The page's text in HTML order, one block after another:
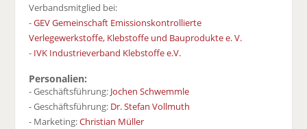
Verbandsmitglied bei:
-GEV Gemeinschaft Emissionskontrollierte
Verlegewerkstoffe, Klebstoffe und Bauprodukte e. V.
- IVK Industrieverband Klebstoffe e.V.
Personalien:
- Geschäftsführung: Jochen Schwemmle
- Geschäftsführung: Dr. Stefan Vollmuth
- Marketing:Christian Müller